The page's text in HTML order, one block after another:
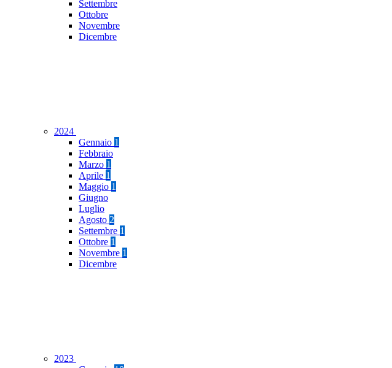
Settembre
Ottobre
Novembre
Dicembre
2024
Gennaio 1
Febbraio
Marzo 1
Aprile 1
Maggio 1
Giugno
Luglio
Agosto 2
Settembre 1
Ottobre 1
Novembre 1
Dicembre
2023